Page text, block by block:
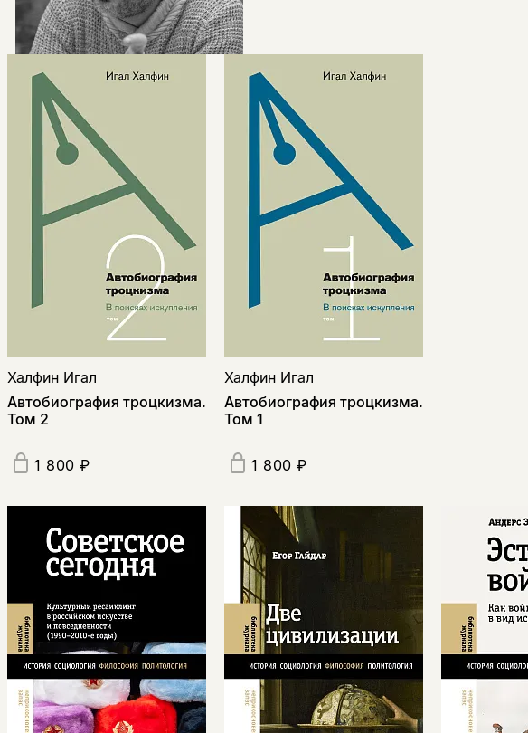
Халфин Игал
Автобиография троцкизма.
Том 2
1 800 ₽
Халфин Игал
Автобиография троцкизма.
Том 1
1 800 ₽